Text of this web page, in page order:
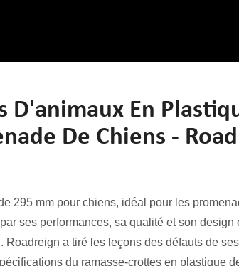
D'animaux En
De Chiens -
295 mm pour chiens, idéal pour les
ses performances, sa qualité et son design
Roadreign a tiré les leçons des défauts de
du ramasse-crottes en plastique